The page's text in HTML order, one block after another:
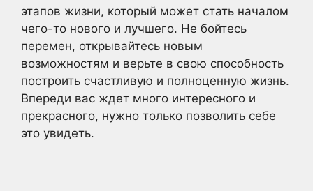
этапов жизни, который может стать началом
чего-то нового и лучшего. Не бойтесь
перемен, открывайтесь новым
возможностям и верьте в свою способность
построить счастливую и полноценную жизнь.
Впереди вас ждет много интересного и
прекрасного, нужно только позволить себе
это увидеть.